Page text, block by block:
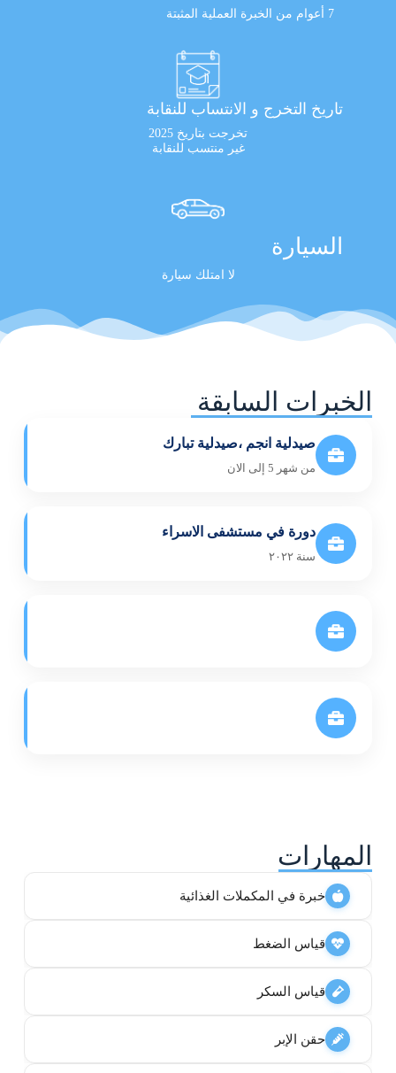
7 أعوام من الخبرة العملية المثبتة
تاريخ التخرج و الانتساب للنقابة
تخرجت بتاريخ 2025
غير منتسب للنقابة
السيارة
لا امتلك سيارة
الخبرات السابقة
صيدلية انجم ،صيدلية تبارك
من شهر 5 إلى الان
دورة في مستشفى الاسراء
سنة ٢٠٢٢
المهارات
خبرة في المكملات الغذائية
قياس الضغط
قياس السكر
حقن الإبر